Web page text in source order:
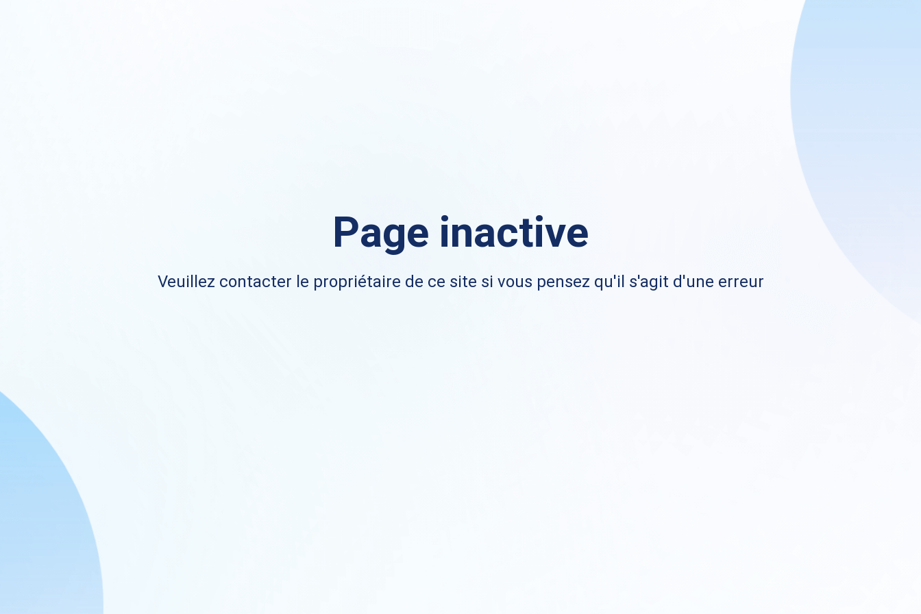
Page inactive
Veuillez contacter le propriétaire de ce site si vous pensez qu'il s'agit d'une erreur